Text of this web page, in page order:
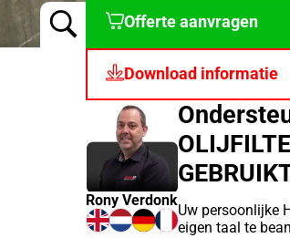
Offerte aanvragen
Download informatie
Uw persoonlijke
eigen taal te
Rony Verdonk